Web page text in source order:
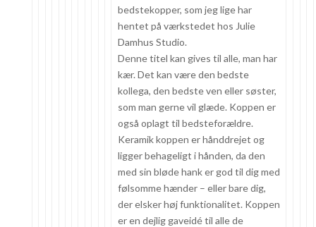
bedstekopper, som jeg lige har
hentet på værkstedet hos Julie
Damhus Studio.
Denne titel kan gives til alle, man har
kær. Det kan være den bedste
kollega, den bedste ven eller søster,
som man gerne vil glæde. Koppen er
også oplagt til bedsteforældre.
Keramik koppen er hånddrejet og
ligger behageligt i hånden, da den
med sin bløde hank er god til dig med
følsomme hænder – eller bare dig,
der elsker høj funktionalitet. Koppen
er en dejlig gaveidé til alle de